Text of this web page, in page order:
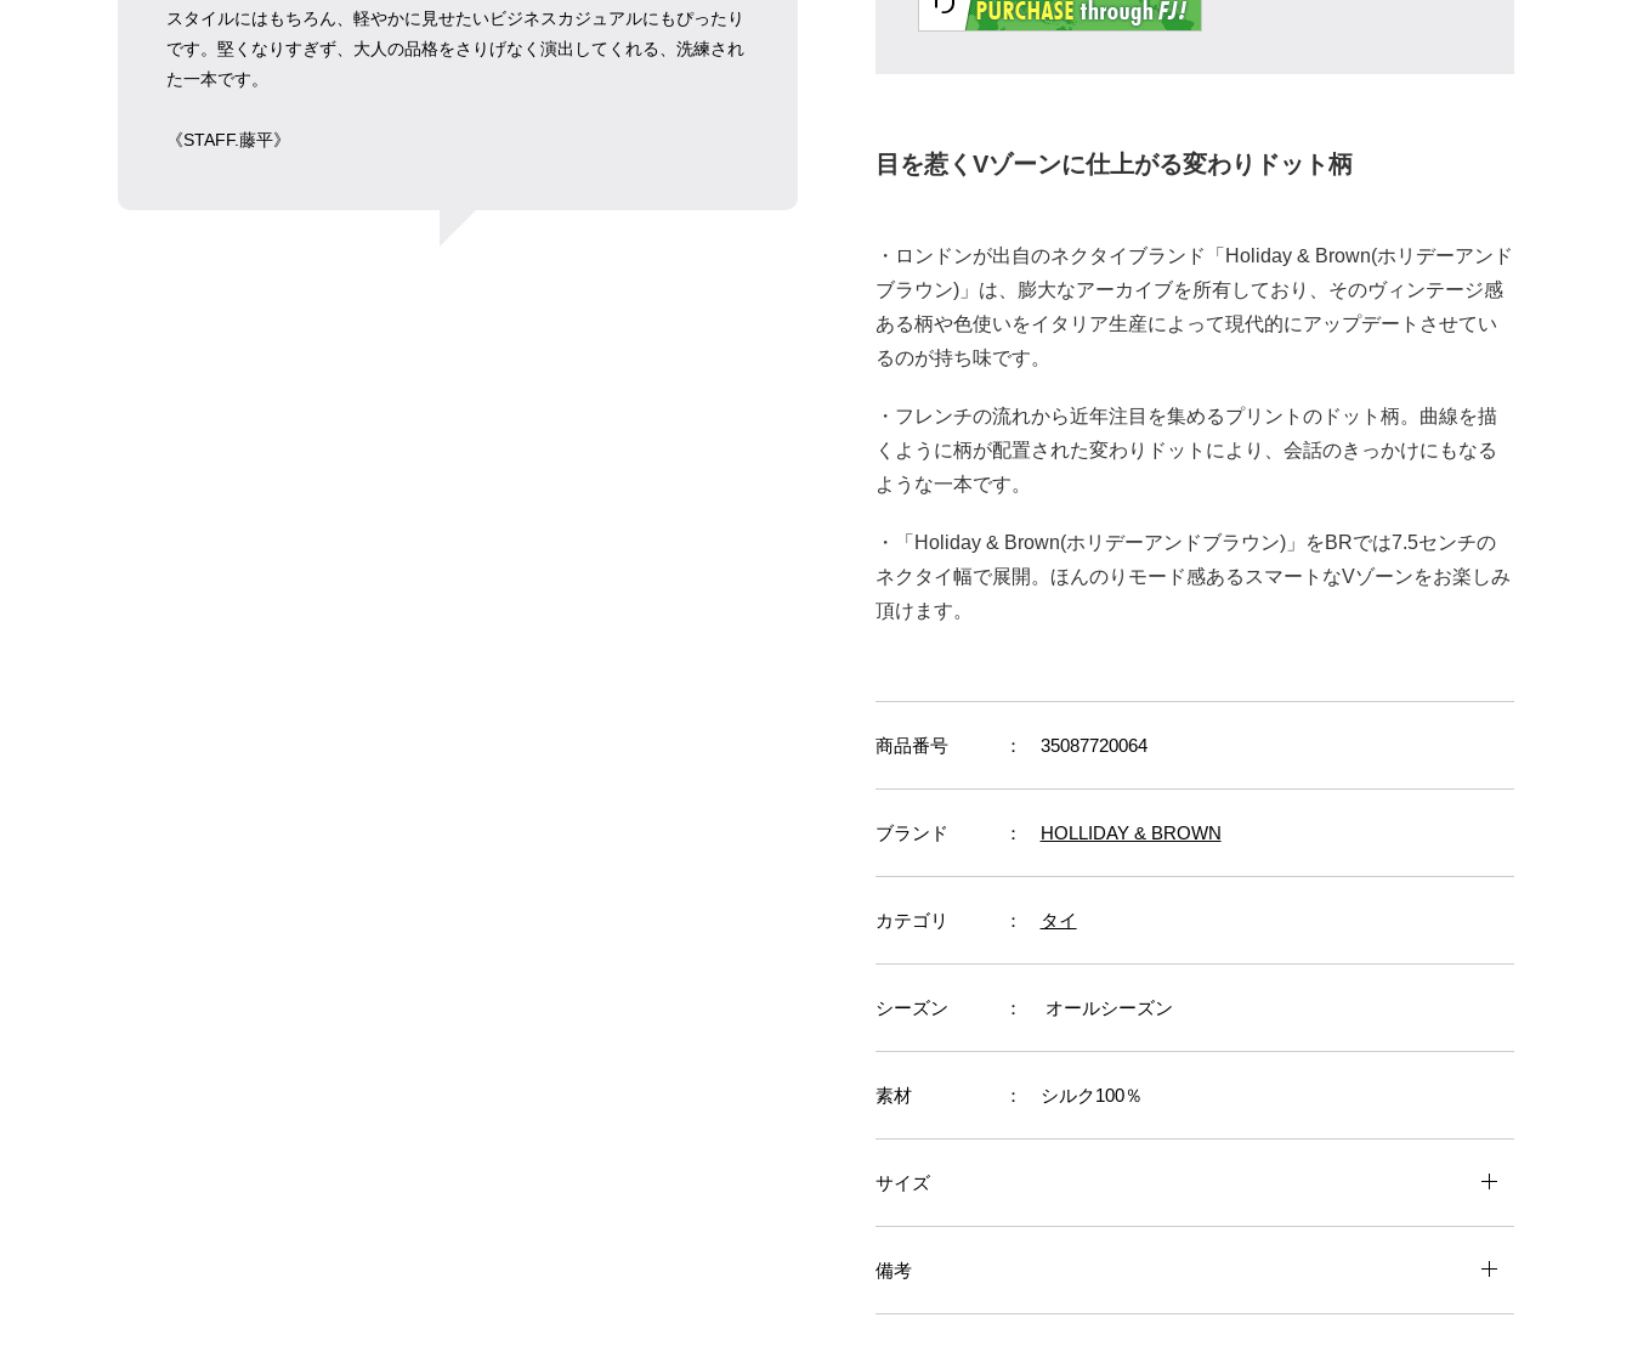
スタイルにはもちろん、軽やかに見せたいビジネスカジュアルにもぴったり
です。堅くなりすぎず、大人の品格をさりげなく演出してくれる、洗練され
た一本です。
《STAFF.︎︎藤平》
目を惹くVゾーンに仕上がる変わりドット柄
・ロンドンが出自のネクタイブランド「Holiday & Brown(ホリデーアンド
ブラウン)」は、膨大なアーカイブを所有しており、そのヴィンテージ感
ある柄や色使いをイタリア生産によって現代的にアップデートさせてい
るのが持ち味です。
・フレンチの流れから近年注目を集めるプリントのドット柄。曲線を描
くように柄が配置された変わりドットにより、会話のきっかけにもなる
ような一本です。
・「Holiday & Brown(ホリデーアンドブラウン)」をBRでは7.5センチの
ネクタイ幅で展開。ほんのりモード感あるスマートなVゾーンをお楽しみ
頂けます。
商品番号 ： 35087720064
ブランド ： HOLLIDAY & BROWN
カテゴリ ： タイ
シーズン ： オールシーズン
素材 ： シルク100％
サイズ
備考